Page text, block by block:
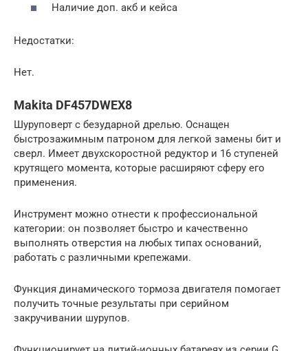
Наличие доп. акб и кейса
Недостатки:
Нет.
Makita DF457DWEX8
Шуруповерт с безударной дрелью. Оснащен
быстрозажимным патроном для легкой замены бит и
сверл. Имеет двухскоростной редуктор и 16 ступеней
крутящего момента, которые расширяют сферу его
применения.
Инструмент можно отнести к профессиональной
категории: он позволяет быстро и качественно
выполнять отверстия на любых типах оснований,
работать с различными крепежами.
Функция динамического тормоза двигателя помогает
получить точные результаты при серийном
закручивании шурупов.